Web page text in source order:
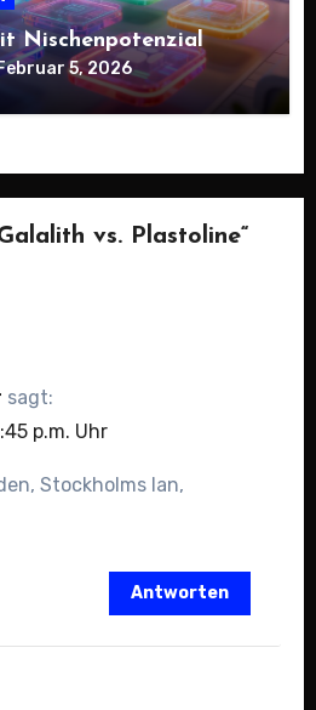
Nischenpotenzial
5, 2026
vs. Plastoline“
sagt:
p.m. Uhr
Stockholms lan,
Antworten